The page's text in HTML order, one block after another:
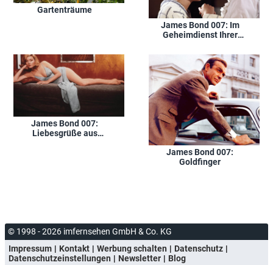
Gartenträume
James Bond 007: Im
Geheimdienst Ihrer
James Bond 007:
Liebesgrüße aus
James Bond 007:
Goldfinger
© 1998 - 2026 imfernsehen GmbH & Co. KG
Impressum
Kontakt Werbung schalten
Datenschutz
Datenschutzeinstellungen
Newsletter
Blog